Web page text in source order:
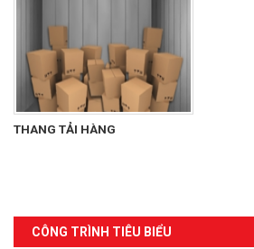
THANG TẢI HÀNG
CÔNG TRÌNH TIÊU BIỂU